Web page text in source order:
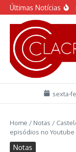
Ir para o conteúdo
Últimas Notícias
do Castelo “Rá-
sexta-
Home / Notas /
episódios no Youtube
Notas